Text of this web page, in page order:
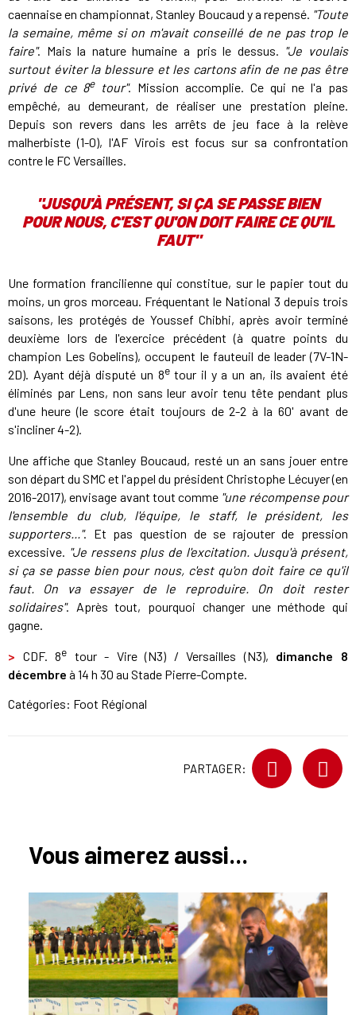
caennaise en championnat, Stanley Boucaud y a repensé. "Toute
la semaine, même si on m'avait conseillé de ne pas trop le
faire". Mais la nature humaine a pris le dessus. "Je voulais
surtout éviter la blessure et les cartons afin de ne pas être
privé de ce 8etour". Mission accomplie. Ce qui ne l'a pas
empêché, au demeurant, de réaliser une prestation pleine.
Depuis son revers dans les arrêts de jeu face à la relève
malherbiste (1-0), l'AF Virois est focus sur sa confrontation
contre le FC Versailles.
"JUSQU'À PRÉSENT, SI ÇA SE PASSE BIEN
POUR NOUS, C'EST QU'ON DOIT FAIRE CE QU'IL
FAUT"
Une formation francilienne qui constitue, sur le papier tout du
moins, un gros morceau. Fréquentant le National 3 depuis trois
saisons, les protégés de Youssef Chibhi, après avoir terminé
deuxième lors de l'exercice précédent (à quatre points du
champion Les Gobelins), occupent le fauteuil de leader (7V-1N-
2D). Ayant déjà disputé un 8etour il y a un an, ils avaient été
éliminés par Lens, non sans leur avoir tenu tête pendant plus
d'une heure (le score était toujours de 2-2 à la 60' avant de
s'incliner 4-2).
Une affiche que Stanley Boucaud, resté un an sans jouer entre
son départ du SMC et l'appel du président Christophe Lécuyer (en
2016-2017), envisage avant tout comme "une récompense pour
l'ensemble du club, l'équipe, le staff, le président, les
supporters...". Et pas question de se rajouter de pression
excessive. "Je ressens plus de l'excitation. Jusqu'à présent,
si ça se passe bien pour nous, c'est qu'on doit faire ce qu'il
faut. On va essayer de le reproduire. On doit rester
solidaires". Après tout, pourquoi changer une méthode qui
gagne.
> CDF. 8e tour - Vire (N3) / Versailles (N3), dimanche 8
décembre à 14 h 30 au Stade Pierre-Compte.
Catégories: Foot Régional
PARTAGER:
Vous aimerez aussi...